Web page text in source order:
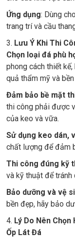
Ứng dụng: Dùng
trang trí và cầu
3. Lưu Ý Khi Thi
Chọn loại đá phù
phong cách thiết
quả thẩm mỹ và
Đảm bảo bề mặt
thi công phải được
của keo và vữa.
Sử dụng keo dán,
chất lượng để đảm
Thi công đúng kỹ
và kỹ thuật để
Bảo dưỡng và vệ
bền đẹp, hãy bảo
4. Lý Do Nên
Ốp Lát Đá